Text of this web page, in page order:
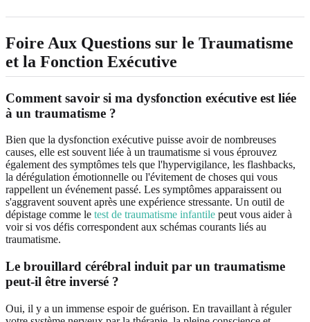
Foire Aux Questions sur le Traumatisme
et la Fonction Exécutive
Comment savoir si ma dysfonction exécutive est liée
à un traumatisme ?
Bien que la dysfonction exécutive puisse avoir de nombreuses
causes, elle est souvent liée à un traumatisme si vous éprouvez
également des symptômes tels que l'hypervigilance, les flashbacks,
la dérégulation émotionnelle ou l'évitement de choses qui vous
rappellent un événement passé. Les symptômes apparaissent ou
s'aggravent souvent après une expérience stressante. Un outil de
dépistage comme le test de traumatisme infantile peut vous aider à
voir si vos défis correspondent aux schémas courants liés au
traumatisme.
Le brouillard cérébral induit par un traumatisme
peut-il être inversé ?
Oui, il y a un immense espoir de guérison. En travaillant à réguler